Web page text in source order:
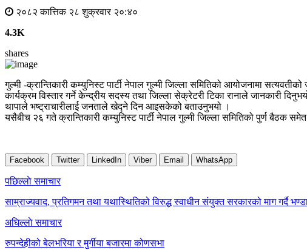
२०८२ कात्तिक २८ शुक्रवार २०:४०
4.3K
shares
गुल्मी -क्रान्तिकारी कम्युनिस्ट पार्टी नेपाल गुल्मी जिल्ला समितिको आयोजनामा
कार्यक्रम विस्तार गर्ने केन्द्रीय सदस्य तथा जिल्ला सेक्रेटरी टिका रानाले जानकारी
थापाले भष्ट्राचारीलाई जनताले खेद्ने दिन आइसकेको बताउनुभयो ।
यसैबीच २६ गते क्रान्तिकारी कम्युनिस्ट पार्टी नेपाल गुल्मी जिल्ला समितिको पुर्ण बैठक
Facebook Twitter LinkedIn Viber Email WhatsApp
Post
navigation
पछिल्लाे समाचार
साम्राज्यवाद, प्रतिगमन तथा यथास्थितिको विरुद्ध स्वाधीन संयुक्त सरकारको माग गर्दै
अघिल्लाे समाचार
रुपन्देहीको बेलभरिया र मुर्गीया बजारमा कोणसभा